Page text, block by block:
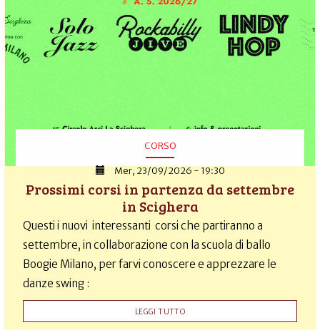
CORSO
Mer, 23/09/2026 - 19:30
Prossimi corsi in partenza da settembre
in Scighera
Questi i nuovi interessanti corsi che partiranno a
settembre, in collaborazione con la scuola di ballo
Boogie Milano, per farvi conoscere e apprezzare le
danze swing :
LEGGI TUTTO